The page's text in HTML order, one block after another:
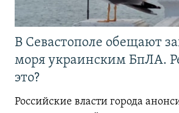
В Севастополе обещают
моря украинским БпЛА.
это?
Российские власти города